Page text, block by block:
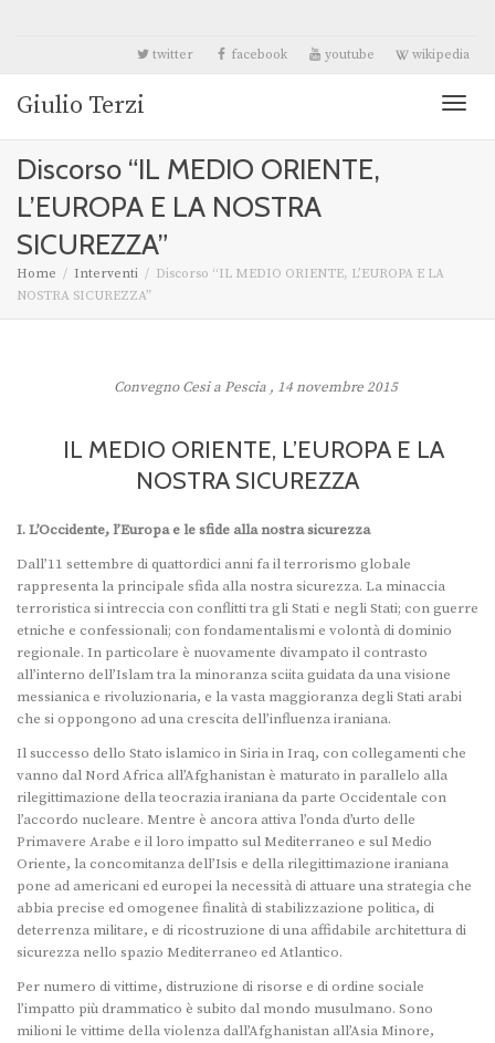
twitter facebook youtube wikipedia
Giulio Terzi
Discorso “IL MEDIO ORIENTE,
L’EUROPA E LA NOSTRA
SICUREZZA”
Home Interventi
Discorso “IL MEDIO ORIENTE, L’EUROPA E LA
NOSTRA SICUREZZA”
Convegno Cesi a Pescia , 14 novembre 2015
IL MEDIO ORIENTE, L’EUROPA E LA
NOSTRA SICUREZZA
I. L’Occidente, l’Europa e le sfide alla nostra sicurezza
Dall’11 settembre di quattordici anni fa il terrorismo globale
rappresenta la principale sfida alla nostra sicurezza. La minaccia
terroristica si intreccia con conflitti tra gli Stati e negli Stati; con guerre
etniche e confessionali; con fondamentalismi e volontà di dominio
regionale. In particolare è nuovamente divampato il contrasto
all’interno dell’Islam tra la minoranza sciita guidata da una visione
messianica e rivoluzionaria, e la vasta maggioranza degli Stati arabi
che si oppongono ad una crescita dell’influenza iraniana.
Il successo dello Stato islamico in Siria in Iraq, con collegamenti che
vanno dal Nord Africa all’Afghanistan è maturato in parallelo alla
rilegittimazione della teocrazia iraniana da parte Occidentale con
l’accordo nucleare. Mentre è ancora attiva l’onda d’urto delle
Primavere Arabe e il loro impatto sul Mediterraneo e sul Medio
Oriente, la concomitanza dell’Isis e della rilegittimazione iraniana
pone ad americani ed europei la necessità di attuare una strategia che
abbia precise ed omogenee finalità di stabilizzazione politica, di
deterrenza militare, e di ricostruzione di una affidabile architettura di
sicurezza nello spazio Mediterraneo ed Atlantico.
Per numero di vittime, distruzione di risorse e di ordine sociale
l’impatto più drammatico è subito dal mondo musulmano. Sono
milioni le vittime della violenza dall’Afghanistan all’Asia Minore,